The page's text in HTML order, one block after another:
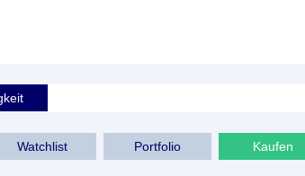
Watchlist Portfolio Kaufen